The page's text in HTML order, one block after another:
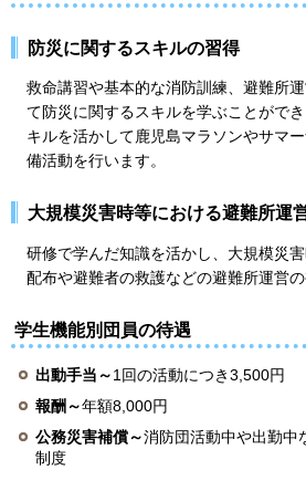
防災に関するスキルの習得
救命講習や基本的な消防訓練、避難所
て防災に関するスキルを学ぶことがで
キルを活かして鹿児島マラソンやサマ
備活動を行います。
大規模災害時等における避難所運
研修で学んだ知識を活かし、大規模災
配布や避難者の救護などの避難所運営の
学生機能別団員の待遇
出動手当～1回の活動につき3,500円
報酬～年額8,000円
公務災害補償～消防団活動中や出勤中
制度